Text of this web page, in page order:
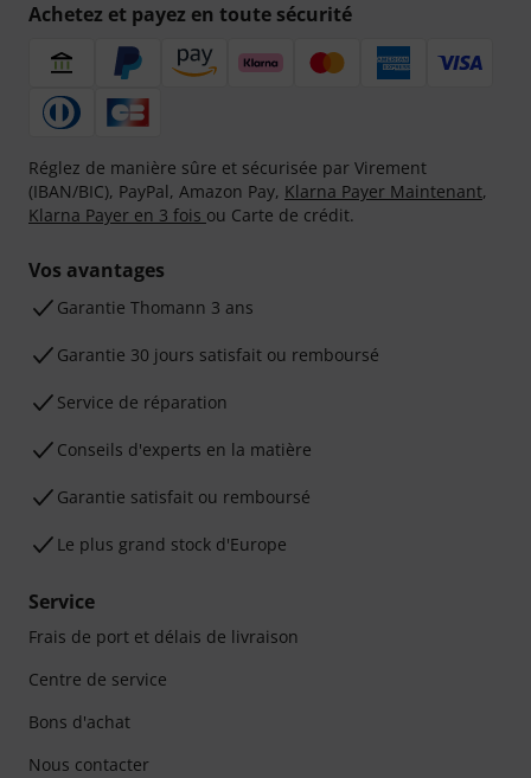
Achetez et payez en toute sécurité
Réglez de manière sûre et sécurisée par Virement
(IBAN/BIC), PayPal, Amazon Pay, Klarna Payer Maintenant,
Klarna Payer en 3 fois ou Carte de crédit.
Vos avantages
Ga­ran­tie Thomann 3 ans
Garantie 30 jours satisfait ou remboursé
Service de réparation
Conseils d'experts en la matière
Garantie satisfait ou remboursé
Le plus grand stock d'Europe
Service
Frais de port et délais de livraison
Centre de service
Bons d'achat
Nous contacter